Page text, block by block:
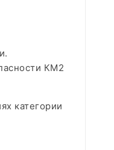
КМ2
категории